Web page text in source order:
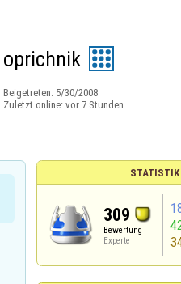
oprichnik
Beigetreten: 5/30/2008
Zuletzt online: vor 7 Stunden
STATISTIK
309
Bewertung
Experte